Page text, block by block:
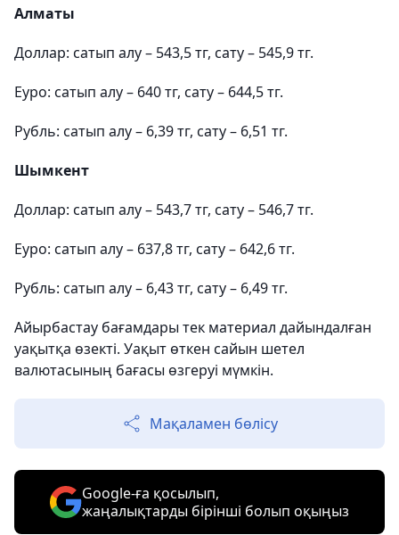
Алматы
Доллар: сатып алу – 543,5 тг, сату – 545,9 тг.
Еуро: сатып алу – 640 тг, сату – 644,5 тг.
Рубль: сатып алу – 6,39 тг, сату – 6,51 тг.
Шымкент
Доллар: сатып алу – 543,7 тг, сату – 546,7 тг.
Еуро: сатып алу – 637,8 тг, сату – 642,6 тг.
Рубль: сатып алу – 6,43 тг, сату – 6,49 тг.
Айырбастау бағамдары тек материал дайындалған
уақытқа өзекті. Уақыт өткен сайын шетел
валютасының бағасы өзгеруі мүмкін.
Мақаламен бөлісу
Google-ға қосылып,
жаңалықтарды бірінші болып оқыңыз